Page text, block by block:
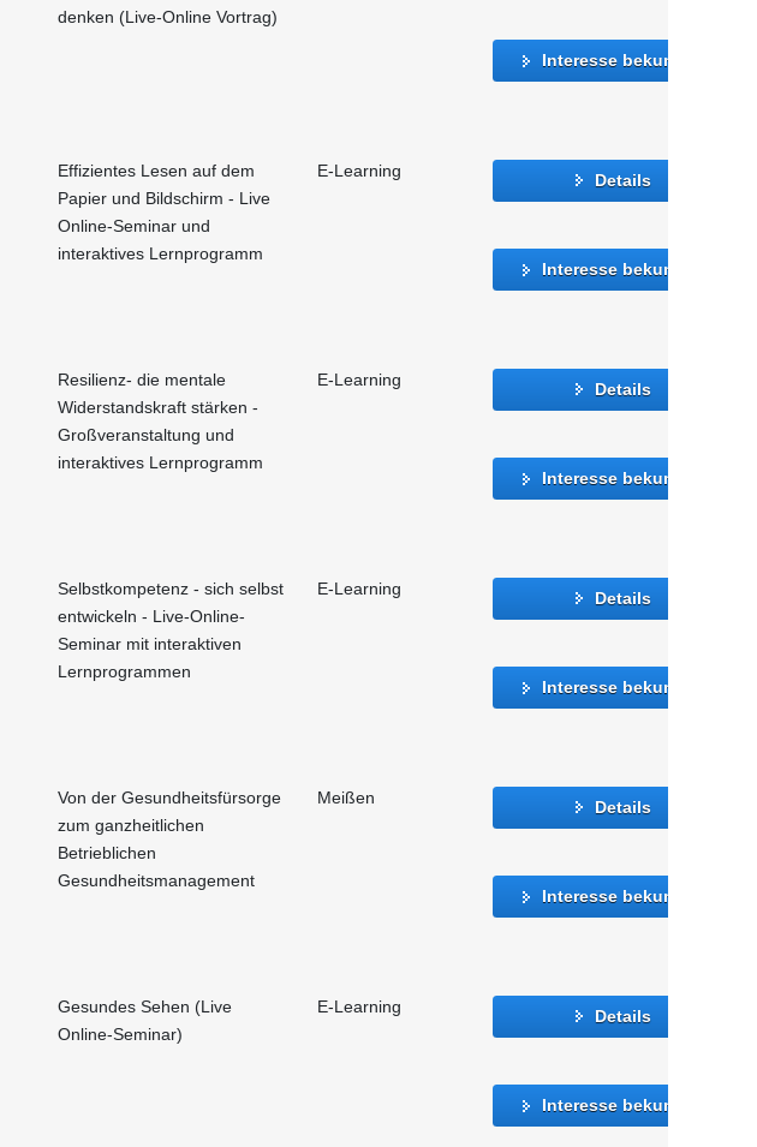
denken (Live-Online Vortrag)
Interesse bekunden
Effizientes Lesen auf dem
Papier und Bildschirm - Live
Online-Seminar und
interaktives Lernprogramm
E-Learning Details
Interesse bekunden
Resilienz- die mentale
Widerstandskraft stärken -
Großveranstaltung und
interaktives Lernprogramm
E-Learning Details
Interesse bekunden
Selbstkompetenz - sich selbst
entwickeln - Live-Online-
Seminar mit interaktiven
Lernprogrammen
E-Learning Details
Interesse bekunden
Von der Gesundheitsfürsorge
zum ganzheitlichen
Betrieblichen
Gesundheitsmanagement
Meißen Details
Interesse bekunden
Gesundes Sehen (Live
Online-Seminar)
E-Learning Details
Interesse bekunden